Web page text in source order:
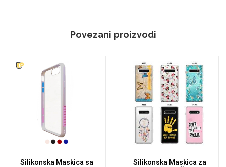
Povezani proizvodi
Silikonska Maskica sa
Silikonska Maskica za